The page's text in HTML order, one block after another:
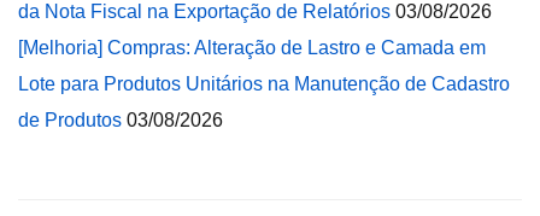
da Nota Fiscal na Exportação de Relatórios 03/08/2026
[Melhoria] Compras: Alteração de Lastro e Camada em
Lote para Produtos Unitários na Manutenção de Cadastro
de Produtos 03/08/2026